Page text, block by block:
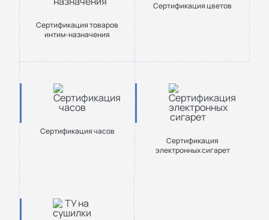
Сертификация товаров
интим-назначения
Сертификация цветов
Сертификация часов
Сертификация
электронных сигарет